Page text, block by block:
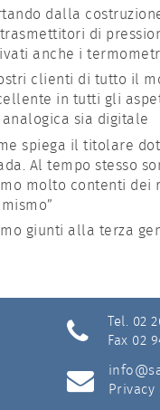
dalla
di
anche i
clienti di tutto il
in tutti gli
sia digitale
spiega il titolare
Al tempo stesso
molto contenti
giunti alla terza
Tel. 02
Fax 02